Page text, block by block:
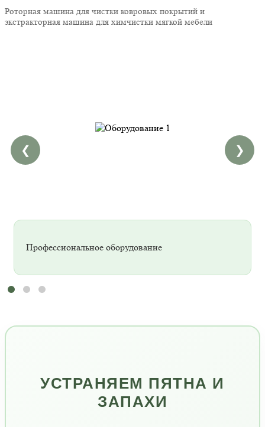
Роторная машина для чистки ковровых покрытий и
экстракторная машина для химчистки мягкой мебели
Профессиональное оборудование
❮ ❯
УСТРАНЯЕМ ПЯТНА И
ЗАПАХИ